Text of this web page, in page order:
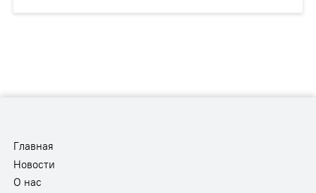
Главная
Новости
О нас